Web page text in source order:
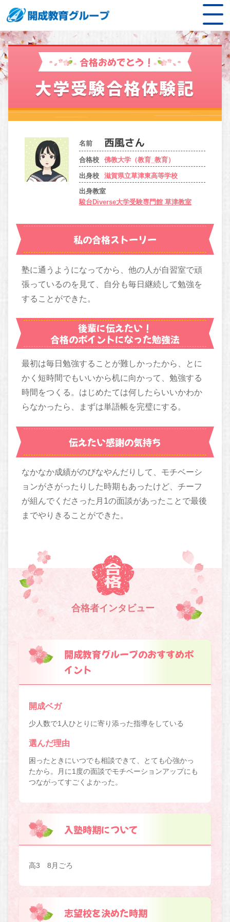
合格おめでとう！
大学受験合格体験記
名前
合格校 佛教大学（教育_教育）
出身校 滋賀県立草津東高等学校
出身教室
駿台Diverse大学受験専門館 草津教室
私の合格ストーリー
塾に通うようになってから、他の人が自習室で頑
張っているのを見て、自分も毎日継続して勉強を
することができた。
後輩に伝えたい！
合格のポイントになった勉強法
最初は毎日勉強することが難しかったから、とに
かく短時間でもいいから机に向かって、勉強する
時間をつくる。はじめたては何したらいいかわか
らなかったら、まずは単語帳を完璧にする。
伝えたい感謝の気持ち
なかなか成績がのびなやんだりして、モチベーシ
ョンがさがったりした時期もあったけど、チーフ
が組んでくださった月1の面談があったことで最後
までやりきることができた。
合格者インタビュー
開成教育グループのおすすめポ
イント
開成ベガ
少人数で1人ひとりに寄り添った指導をしている
選んだ理由
困ったときにいつでも相談できて、とても心強かっ
たから。月に1度の面談でモチベーションアップにも
つながってすごくよかった。
入塾時期について
高3 8月ごろ
志望校を決めた時期